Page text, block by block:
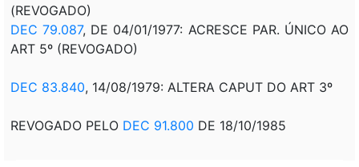
(REVOGADO)
DEC 79.087, DE 04/01/1977: ACRESCE PAR. ÚNICO AO
ART 5º (REVOGADO)
DEC 83.840, 14/08/1979: ALTERA CAPUT DO ART 3º
REVOGADO PELO DEC 91.800 DE 18/10/1985